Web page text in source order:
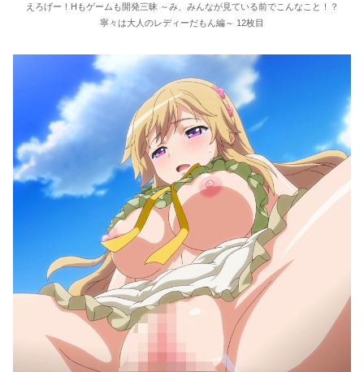
えろげー！Hもゲームも開発三昧 ～み、みんなが見ている前でこんなこと！？
寧々は大人のレディーだもん編～ 12枚目